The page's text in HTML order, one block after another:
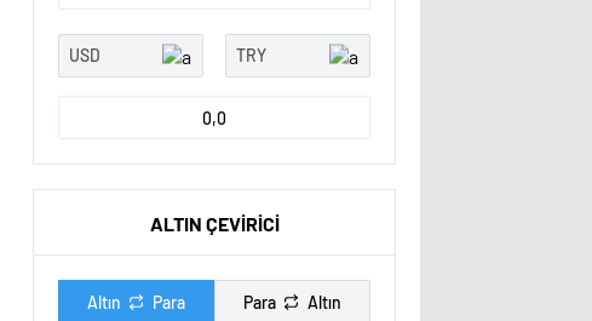
0,0
ALTIN ÇEVİRİCİ
Altın Para Para Altın